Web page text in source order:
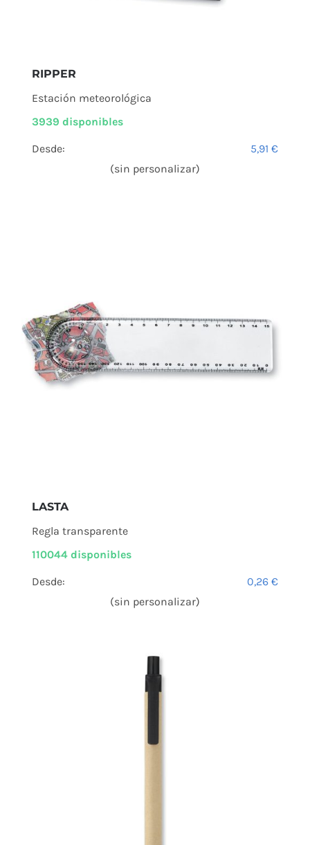
RIPPER
Estación meteorológica
3939 disponibles
Desde: 5,91€
(sin personalizar)
LASTA
Regla transparente
110044 disponibles
Desde: 0,26€
(sin personalizar)